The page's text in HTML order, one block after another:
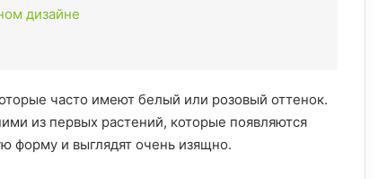
дизайне
часто имеют белый или розовый оттенок.
из первых растений, которые появляются
форму и выглядят очень изящно.